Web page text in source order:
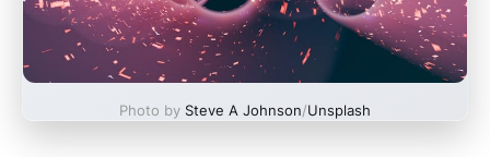
Photo by Steve A Johnson/Unsplash